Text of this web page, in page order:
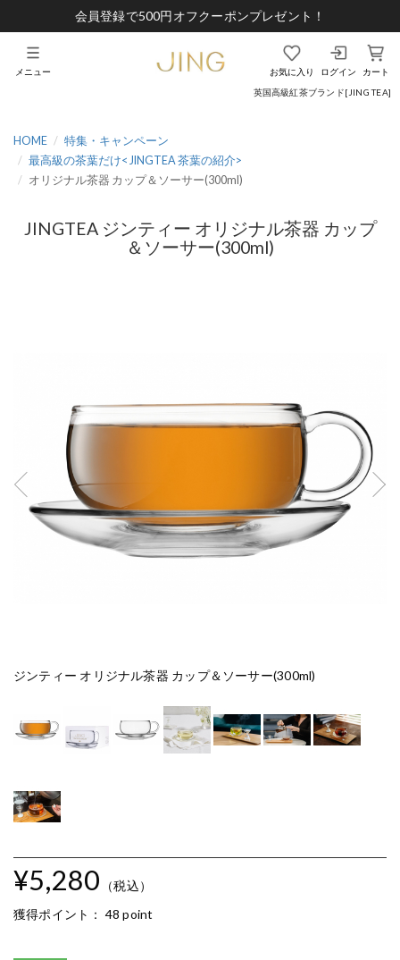
会員登録で500円オフクーポンプレゼント！
英国高級紅茶ブランド[JING TEA]
お気に入り ログイン カート
メニュー
HOME
特集・キャンペーン
最高級の茶葉だけ< JINGTEA 茶葉の紹介>
オリジナル茶器 カップ＆ソーサー(300ml)
JINGTEA ジンティー オリジナル茶器 カップ
＆ソーサー(300ml)
ジンティー オリジナル茶器 カップ＆ソーサー(300ml)
¥5,280 （税込）
獲得ポイント： 48 point